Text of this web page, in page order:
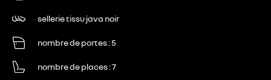
sellerie tissu java noir
nombre de portes 5
nombre de places 7